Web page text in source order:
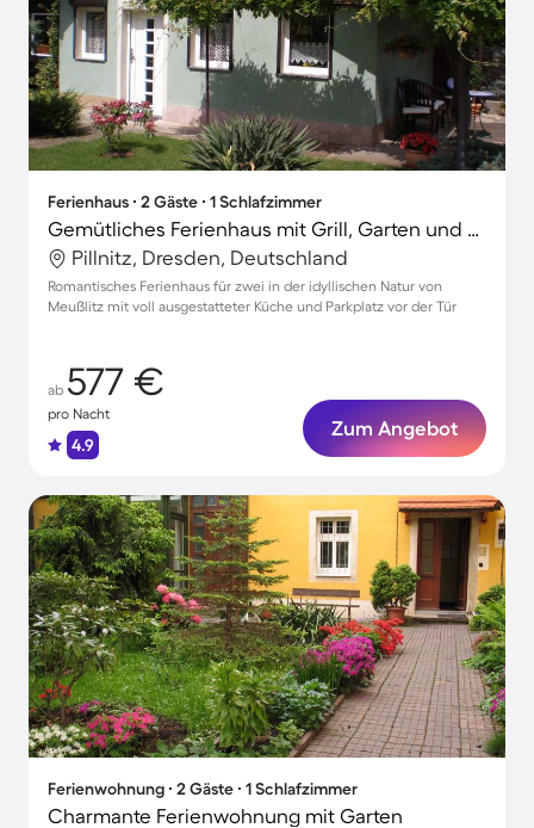
Ferienhaus ∙ 2 Gäste ∙ 1 Schlafzimmer
Gemütliches Ferienhaus mit Grill, Garten und Terrasse
Pillnitz, Dresden, Deutschland
Romantisches Ferienhaus für zwei in der idyllischen Natur von
Meußlitz mit voll ausgestatteter Küche und Parkplatz vor der Tür
ab 577 €
pro Nacht
4.9
Zum Angebot
Ferienwohnung ∙ 2 Gäste ∙ 1 Schlafzimmer
Charmante Ferienwohnung mit Garten